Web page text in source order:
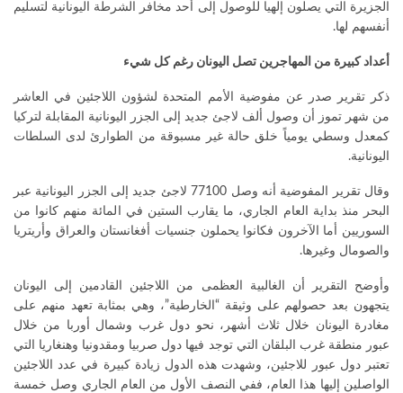
الجزيرة التي يصلون إلهيا للوصول إلى أحد مخافر الشرطة اليونانية لتسليم
أنفسهم لها.
أعداد كبيرة من المهاجرين تصل اليونان رغم كل شيء
ذكر تقرير صدر عن مفوضية الأمم المتحدة لشؤون اللاجئين في العاشر
من شهر تموز أن وصول ألف لاجئ جديد إلى الجزر اليونانية المقابلة لتركيا
كمعدل وسطي يومياً خلق حالة غير مسبوقة من الطوارئ لدى السلطات
اليونانية.
وقال تقرير المفوضية أنه وصل 77100 لاجئ جديد إلى الجزر اليونانية عبر
البحر منذ بداية العام الجاري، ما يقارب الستين في المائة منهم كانوا من
السوريين أما الآخرون فكانوا يحملون جنسيات أفغانستان والعراق وأريتريا
والصومال وغيرها.
وأوضح التقرير أن الغالبية العظمى من اللاجئين القادمين إلى اليونان
يتجهون بعد حصولهم على وثيقة “الخارطية”، وهي بمثابة تعهد منهم على
مغادرة اليونان خلال ثلاث أشهر، نحو دول غرب وشمال أوربا من خلال
عبور منطقة غرب البلقان التي توجد فيها دول صربيا ومقدونيا وهنغاريا التي
تعتبر دول عبور للاجئين، وشهدت هذه الدول زيادة كبيرة في عدد اللاجئين
الواصلين إليها هذا العام، ففي النصف الأول من العام الجاري وصل خمسة